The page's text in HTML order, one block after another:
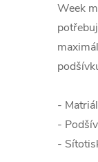
Week
-
-
-